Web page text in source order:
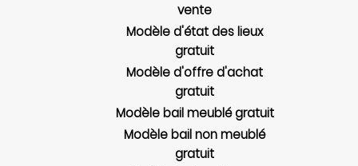
vente
Modèle d'état des lieux
gratuit
Modèle d'offre d'achat
gratuit
Modèle bail meublé gratuit
Modèle bail non meublé
gratuit